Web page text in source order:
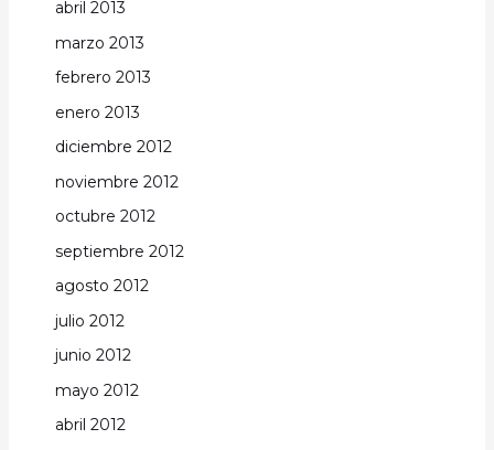
abril 2013
marzo 2013
febrero 2013
enero 2013
diciembre 2012
noviembre 2012
octubre 2012
septiembre 2012
agosto 2012
julio 2012
junio 2012
mayo 2012
abril 2012